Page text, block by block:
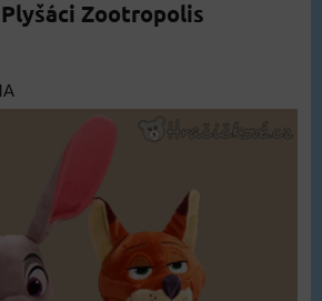
Zootropolis